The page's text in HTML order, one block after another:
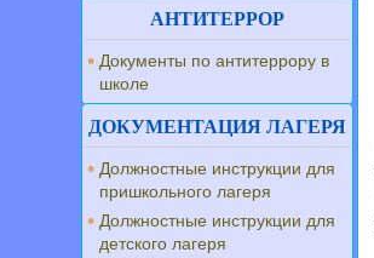
АНТИТЕРРОР
Документы по антитеррору в
школе
ДОКУМЕНТАЦИЯ ЛАГЕРЯ
Должностные инструкции для
пришкольного лагеря
Должностные инструкции для
детского лагеря